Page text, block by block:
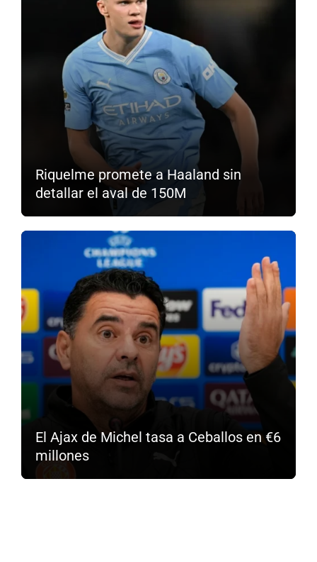
Riquelme promete a Haaland sin
detallar el aval de 150M
El Ajax de Michel tasa a Ceballos en €6
millones